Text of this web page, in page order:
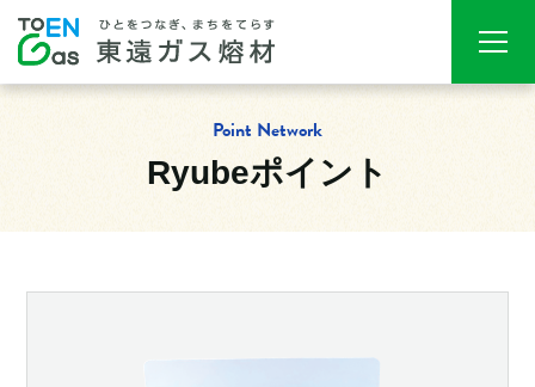
Point Network
Ryubeポイント